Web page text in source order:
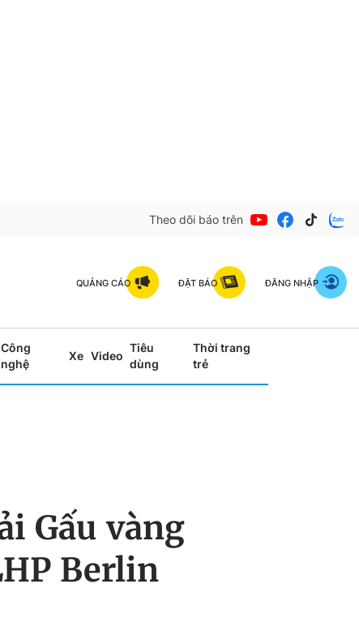
Theo dõi báo trên
QUẢNG CÁO ĐẶT BÁO ĐĂNG NHẬP
Công
nghệ
Xe Video
Tiêu
dùng
Thời trang
trẻ
Gấu vàng
Berlin